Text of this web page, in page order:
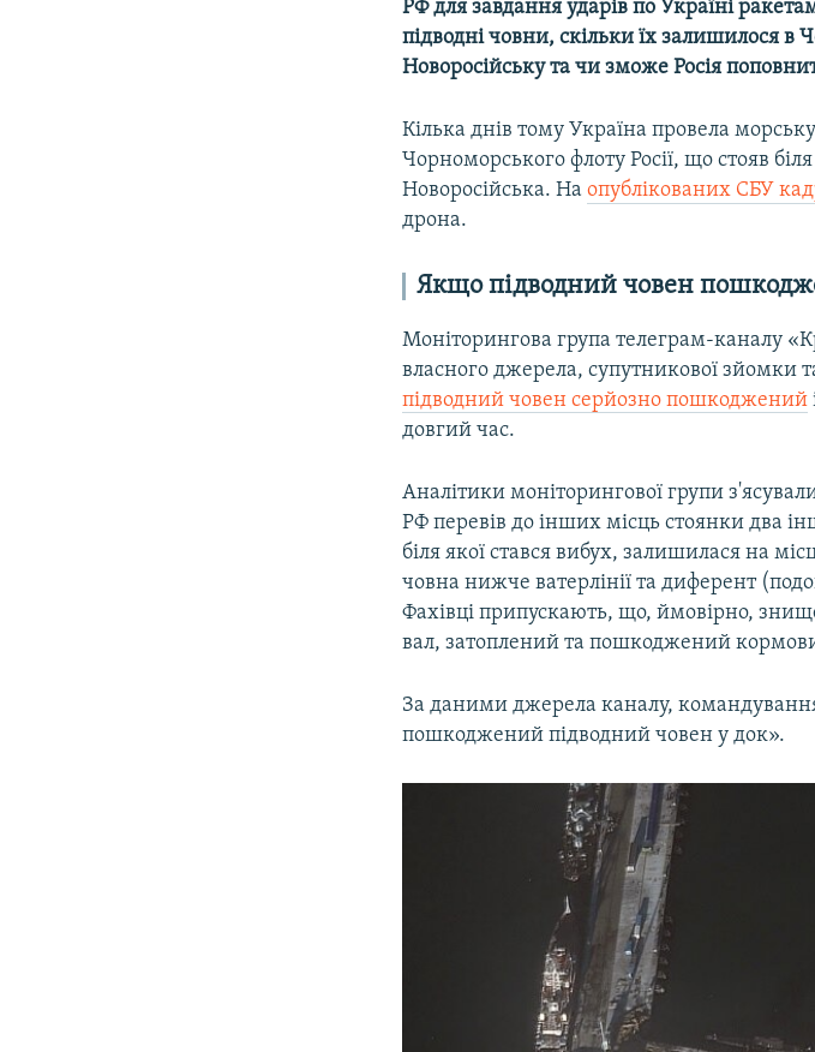
РФ для завдання ударів по Україні
підводні човни, скільки їх залишилося в
Новоросійську та чи зможе Росія
Кілька днів тому Україна провела
Чорноморського флоту Росії, що стояв
Новоросійська. Наопублікованих СБУ
дрона.
Якщо підводний човен
Моніторингова група телеграм-каналу
власного джерела, супутникової зйомки
підводний човен серйозно пошкоджений
довгий час.
Аналітики моніторингової групи
РФ перевів до інших місць стоянки два
біля якої стався вибух, залишилася на
човна нижче ватерлінії та диферент
Фахівці припускають, що, ймовірно,
вал, затоплений та пошкоджений
За даними джерела каналу,
пошкоджений підводний човен у док».